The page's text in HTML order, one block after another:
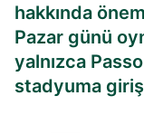
hakkında
Pazar günü
yalnızca
stadyuma